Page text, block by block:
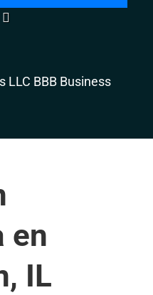
en
IL